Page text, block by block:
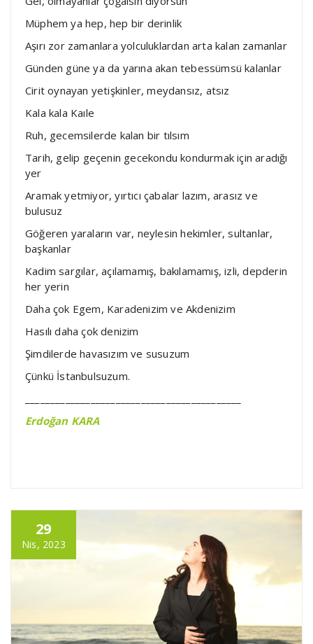
Müphem ya hep, hep bir derinlik
Aşırı zor zamanlara yolculuklardan arta kalan zamanlar
Günden güne ya da yarına akan tebessümsü kalanlar
Cirit oynayan yetişkinler, meydansız, atsız
Kala kala Kaıle
Ruh, gecemsilerde kalan bir tılsım
Tarih, gelip geçenin gecekondu kondurmak için aradığı
yer
Aramak yetmiyor, yırtıcı çabalar lazım, arasız ve
bulusuz
Göğeren yaraların var, neylesin hekimler, sultanlar,
başkanlar
Kadim sargılar, açılamamış, bakılamamış, izli, depderin
her yerin
Daha çok Egem, Karadenizim ve Akdenizim
Hasılı daha çok denizim
Şimdilerde havasızım ve susuzum
Çünkü İstanbulsuzum.
Erdoğan KARA
29
Nis, 2023